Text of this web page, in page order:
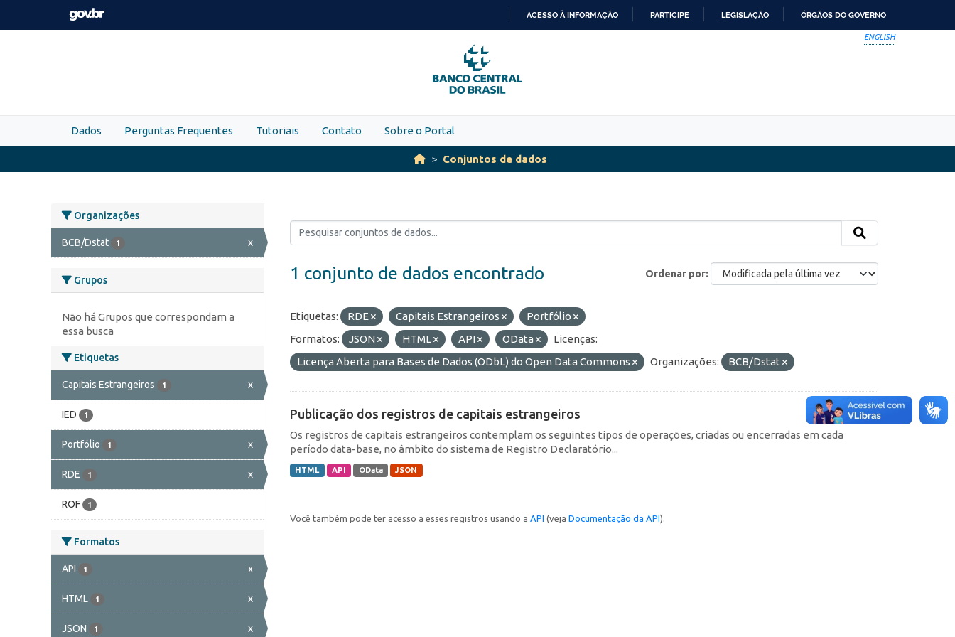
Skip to main content
PARA
O
CONTEÚDO
ACESSO À INFORMAÇÃO PARTICIPE LEGISLAÇÃO ÓRGÃOS DO GOVERNO
ENGLISH
Dados Perguntas Frequentes Tutoriais Contato Sobre o Portal
Conjuntos de dados
Organizações
BCB/Dstat 1 x
Grupos
Não há Grupos que correspondam a
essa busca
Etiquetas
Capitais Estrangeiros 1 x
IED 1
Portfólio 1 x
RDE 1 x
ROF 1
Formatos
API 1 x
HTML 1 x
JSON 1 x
Ordenar por
1 conjunto de dados encontrado
Etiquetas: RDE Capitais Estrangeiros
Portfólio
Formatos:
JSON HTML API OData
Licenças:
Licença Aberta para Bases de Dados (ODbL) do Open Data Commons
Organizações: BCB/Dstat
Publicação dos registros de capitais estrangeiros
Os registros de capitais estrangeiros contemplam os seguintes tipos de operações, criadas ou encerradas em cada
período data-base, no âmbito do sistema de Registro Declaratório...
HTML API OData JSON
Você também pode ter acesso a esses registros usando a API (veja Documentação da API).